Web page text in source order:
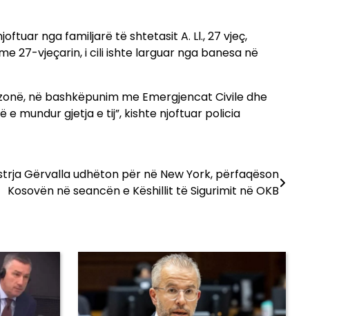
nga familjarë të shtetasit A. Ll., 27 vjeç,
27-vjeçarin, i cili ishte larguar nga banesa në
në bashkëpunim me Emergjencat Civile dhe
mundur gjetja e tij”, kishte njoftuar policia
Gërvalla udhëton për në New York, përfaqëson
Kosovën në seancën e Këshillit të Sigurimit në OKB